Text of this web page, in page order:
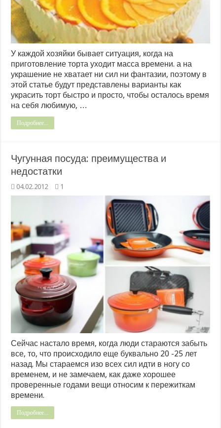
У каждой хозяйки бывает ситуация, когда на
приготовление торта уходит масса времени. а на
украшение не хватает ни сил ни фантазии, поэтому в
этой статье будут представлены варианты как
украсить торт быстро и просто, чтобы осталось время
на себя любимую, …
Подробнее...
Чугунная посуда: преимущества и
недостатки
04.02.2012 1
Сейчас настало время, когда люди стараются забыть
все, то, что происходило еще буквально 20 -25 лет
назад. Мы стараемся изо всех сил идти в ногу со
временем, и не замечаем, как даже хорошее
проверенные годами вещи относим к пережиткам
времени.
Подробнее...